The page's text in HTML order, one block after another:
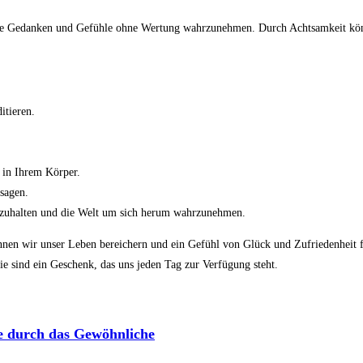
und Gefühle ohne Wertung wahrzunehmen. Durch Achtsamkeit
Ihrem Körper.
und die Welt um sich herum wahrzunehmen.
wir unser Leben bereichern und ein Gefühl von Glück und
sind ein Geschenk, das uns jeden Tag zur Verfügung steht.
durch das Gewöhnliche